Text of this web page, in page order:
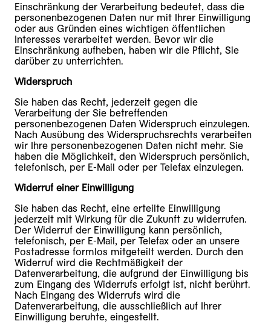
Einschränkung der Verarbeitung bedeutet, dass die
personenbezogenen Daten nur mit Ihrer Einwilligung
oder aus Gründen eines wichtigen öffentlichen
Interesses verarbeitet werden. Bevor wir die
Einschränkung aufheben, haben wir die Pflicht, Sie
darüber zu unterrichten.
Widerspruch
Sie haben das Recht, jederzeit gegen die
Verarbeitung der Sie betreffenden
personenbezogenen Daten Widerspruch einzulegen.
Nach Ausübung des Widerspruchsrechts verarbeiten
wir Ihre personenbezogenen Daten nicht mehr. Sie
haben die Möglichkeit, den Widerspruch persönlich,
telefonisch, per E-Mail oder per Telefax einzulegen.
Widerruf einer Einwilligung
Sie haben das Recht, eine erteilte Einwilligung
jederzeit mit Wirkung für die Zukunft zu widerrufen.
Der Widerruf der Einwilligung kann persönlich,
telefonisch, per E-Mail, per Telefax oder an unsere
Postadresse formlos mitgeteilt werden. Durch den
Widerruf wird die Rechtmäßigkeit der
Datenverarbeitung, die aufgrund der Einwilligung bis
zum Eingang des Widerrufs erfolgt ist, nicht berührt.
Nach Eingang des Widerrufs wird die
Datenverarbeitung, die ausschließlich auf Ihrer
Einwilligung beruhte, eingestellt.